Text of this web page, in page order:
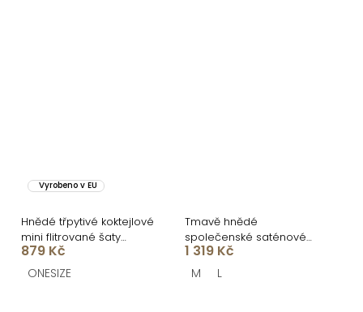
Vyrobeno v EU
Hnědé třpytivé koktejlové
mini flitrované šaty
QOREMI
879 Kč
ONESIZE
Tmavě hnědé
společenské saténové
dlouhé šaty ZUNDARA
1 319 Kč
M L